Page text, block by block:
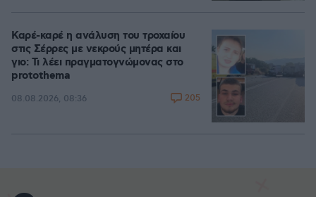
Καρέ-καρέ η ανάλυση του τροχαίου
στις Σέρρες με νεκρούς μητέρα και
γιο: Τι λέει πραγματογνώμονας στο
protothema
08.08.2026, 08:36 205